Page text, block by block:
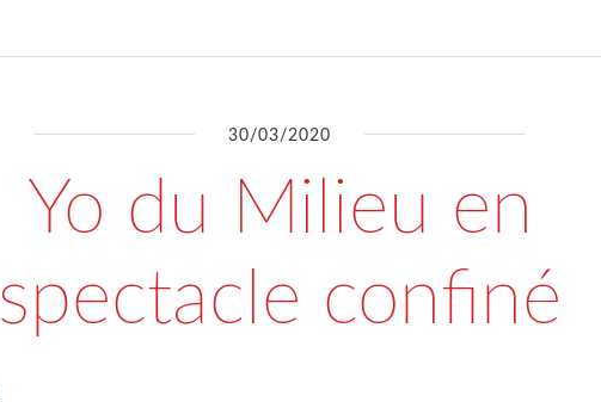
30/03/2020
Yo du Milieu en
spectacle confiné